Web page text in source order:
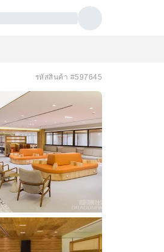
รหัสสินค้า #597645